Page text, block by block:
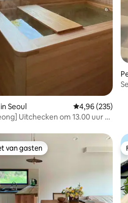
van 5 op 5, 178 recensies
Seoul Gemiddelde
4,96 (235)
Uitchecken om 13.00 uur -
Hanok met een cipresbad!
van gasten
van gasten